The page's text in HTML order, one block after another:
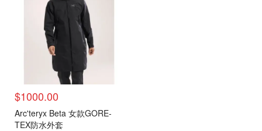
$1000.00
Arc'teryx Beta 女款GORE-
TEX防水外套